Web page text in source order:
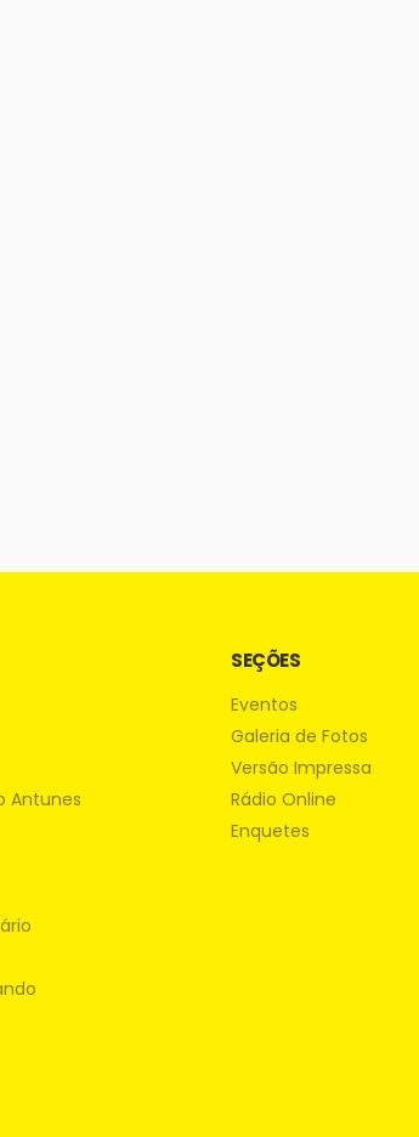
Antunes
SEÇÕES
Eventos
Galeria de Fotos
Versão Impressa
Rádio Online
Enquetes